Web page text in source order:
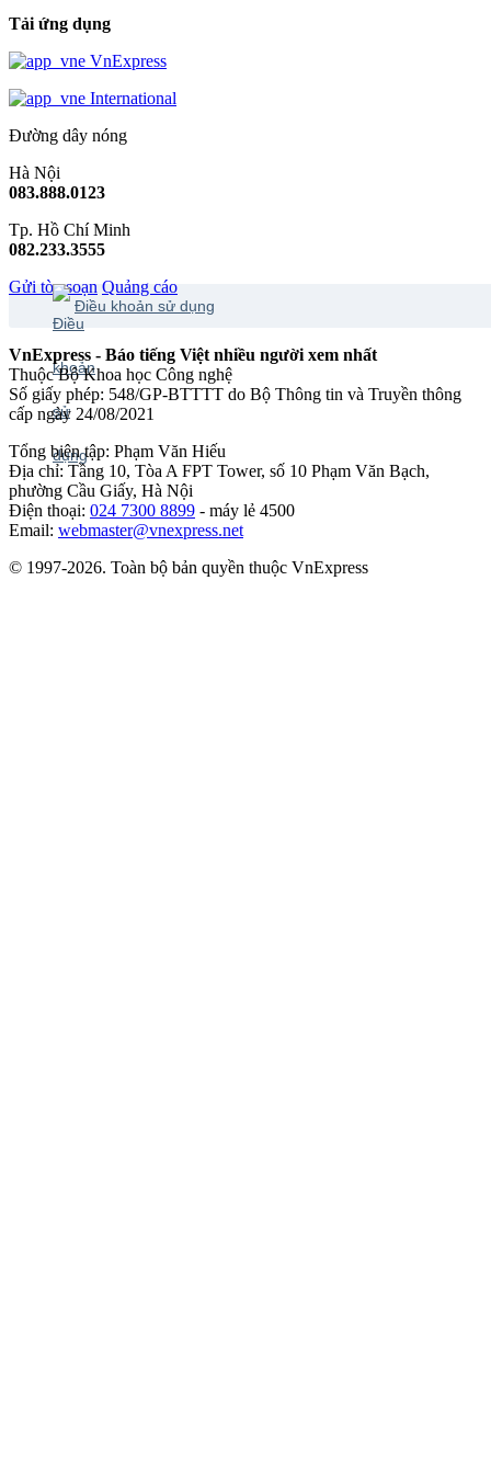
Tải ứng dụng
VnExpress
International
Đường dây nóng
Hà Nội
083.888.0123
Tp. Hồ Chí Minh
082.233.3555
Gửi tòa soạn Quảng cáo
Điều khoản sử dụng
VnExpress - Báo tiếng Việt nhiều người xem nhất
Thuộc Bộ Khoa học Công nghệ
Số giấy phép: 548/GP-BTTTT do Bộ Thông tin và Truyền thông
cấp ngày 24/08/2021
Tổng biên tập: Phạm Văn Hiếu
Địa chỉ: Tầng 10, Tòa A FPT Tower, số 10 Phạm Văn Bạch,
phường Cầu Giấy, Hà Nội
Điện thoại: 024 7300 8899 - máy lẻ 4500
Email: webmaster@vnexpress.net
© 1997-2026. Toàn bộ bản quyền thuộc VnExpress